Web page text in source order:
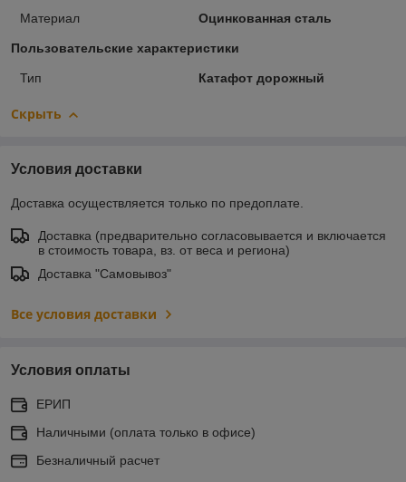
Материал
Оцинкованная сталь
Пользовательские характеристики
Тип Катафот дорожный
Скрыть
Условия доставки
Доставка осуществляется только по предоплате.
Доставка (предварительно согласовывается и включается
в стоимость товара, вз. от веса и региона)
Доставка "Самовывоз"
Все условия доставки
Условия оплаты
ЕРИП
Наличными (оплата только в офисе)
Безналичный расчет